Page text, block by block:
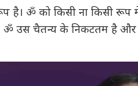
ॐ को किसी ना किसी रूप में
ॐ उस चैतन्य के निकटतम है और